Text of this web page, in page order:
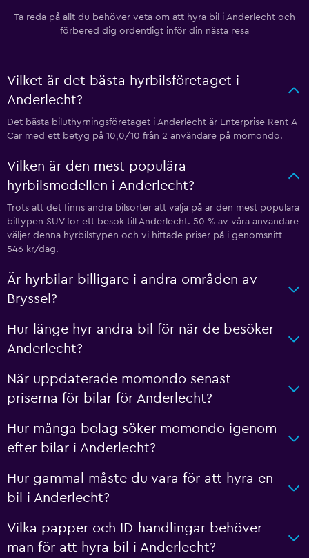
Ta reda på allt du behöver veta om att hyra bil i Anderlecht och
förbered dig ordentligt inför din nästa resa
Vilket är det bästa hyrbilsföretaget i
Anderlecht?
Det bästa biluthyrningsföretaget i Anderlecht är Enterprise Rent-A-
Car med ett betyg på 10,0/10 från 2 användare på momondo.
Vilken är den mest populära
hyrbilsmodellen i Anderlecht?
Trots att det finns andra bilsorter att välja på är den mest populära
biltypen SUV för ett besök till Anderlecht. 50 % av våra användare
väljer denna hyrbilstypen och vi hittade priser på i genomsnitt
546 kr/dag.
Är hyrbilar billigare i andra områden av
Bryssel?
Hur länge hyr andra bil för när de besöker
Anderlecht?
När uppdaterade momondo senast
priserna för bilar för Anderlecht?
Hur många bolag söker momondo igenom
efter bilar i Anderlecht?
Hur gammal måste du vara för att hyra en
bil i Anderlecht?
Vilka papper och ID-handlingar behöver
man för att hyra bil i Anderlecht?